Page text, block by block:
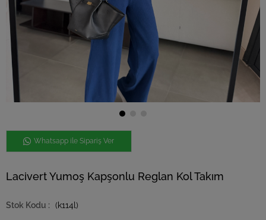
Whatsapp ile Sipariş Ver
Lacivert Yumoş Kapşonlu Reglan Kol Takım
(k114l)